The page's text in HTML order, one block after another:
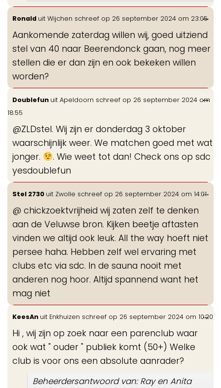
Ronald uit Wijchen schreef op 26 september 2024 om 23:05
Aankomende zaterdag willen wij, goed uitziend
stel van 40 naar Beerendonck gaan, nog meer
stellen die er dan zijn en ook bekeken willen
worden?
...
Doublefun uit Apeldoorn schreef op 26 september 2024 om
18:55
@ZLDstel. Wij zijn er donderdag 3 oktober
waarschijnlijk weer. We matchen goed met wat
jonger.
. Wie weet tot dan! Check ons op sdc
yesdoublefun
...
Stel 2730 uit Zwolle schreef op 26 september 2024 om 14:01
@ chickzoektvrijheid wij zaten zelf te denken
aan de Veluwse bron. Kijken beetje aftasten
vinden we altijd ook leuk. All the way hoeft niet
persee haha. Hebben zelf wel ervaring met
clubs etc via sdc. In de sauna nooit met
anderen nog hoor. Altijd spannend want het
mag niet
...
KeesAn uit Enkhuizen schreef op 26 september 2024 om 10:20
Hi , wij zijn op zoek naar een parenclub waar
ook wat " ouder " publiek komt (50+) Welke
club is voor ons een absolute aanrader?
Beheerdersantwoord van: Ray en Anita
...